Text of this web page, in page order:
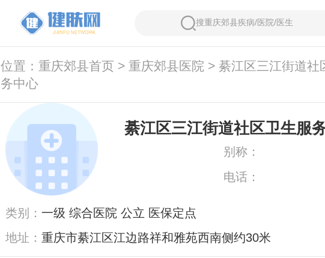
搜重庆郊县疾病/医院/医生
位置： 重庆郊县首页 > 重庆郊县医院 > 綦江区三江街道社
务中心
綦江区三江街道社区卫生服
别称：
电话：
类别： 一级 综合医院 公立 医保定点
地址：重庆市綦江区江边路祥和雅苑西南侧约30米